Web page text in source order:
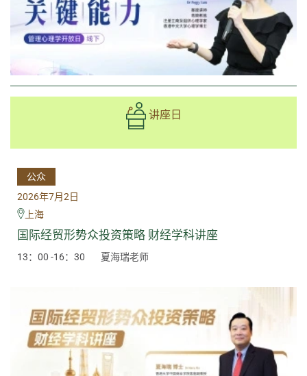
讲座日
公众
2026年7月2日
上海
国际经贸形势众投资策略 财经学科讲座
13：00 -16：30 夏海瑞老师